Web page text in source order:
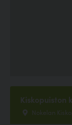
Kiskopuiston
Nokelan